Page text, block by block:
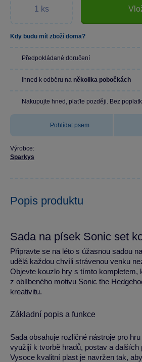
Kdy budu mít zboží doma?
Předpokládané doručení
Ihned k odběru na několika pobočkách
Nakupujte hned, plaťte později. Bez
Pohlídat psem
Výrobce:
Sparkys
Popis produktu
Sada na písek Sonic set
Připravte se na léto s úžasnou sadou
udělá každou chvíli strávenou venku
Objevte kouzlo hry s tímto kompletem,
z oblíbeného motivu Sonic the
kreativitu.
Základní popis a funkce
Sada obsahuje rozličné nástroje pro
využijí k tvorbě hradů, postav a
Vysoce kvalitní plast je navržen tak,